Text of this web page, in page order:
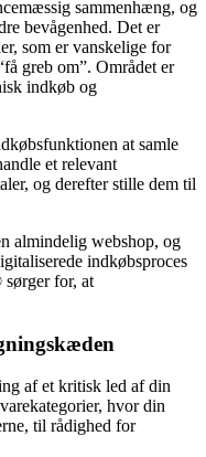
sammenhæng, og
bevågenhed. Det er
som er vanskelige for
greb om”. Området er
indkøb og
at samle
et relevant
og derefter stille dem til
almindelig webshop, og
indkøbsproces
for, at
af et kritisk led af din
hvor din
til rådighed for